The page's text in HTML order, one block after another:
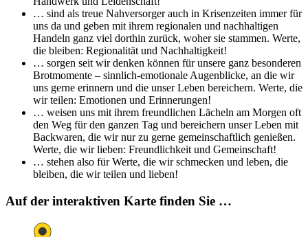
… sind als treue Nahversorger auch in Krisenzeiten immer für
uns da und geben mit ihrem regionalen und nachhaltigen
Handeln ganz viel dorthin zurück, woher sie stammen. Werte,
die bleiben: Regionalität und Nachhaltigkeit!
… sorgen seit wir denken können für unsere ganz besonderen
Brotmomente – sinnlich-emotionale Augenblicke, an die wir
uns gerne erinnern und die unser Leben bereichern. Werte, die
wir teilen: Emotionen und Erinnerungen!
… weisen uns mit ihrem freundlichen Lächeln am Morgen oft
den Weg für den ganzen Tag und bereichern unser Leben mit
Backwaren, die wir nur zu gerne gemeinschaftlich genießen.
Werte, die wir lieben: Freundlichkeit und Gemeinschaft!
… stehen also für Werte, die wir schmecken und leben, die
bleiben, die wir teilen und lieben!
Auf der interaktiven Karte finden Sie …